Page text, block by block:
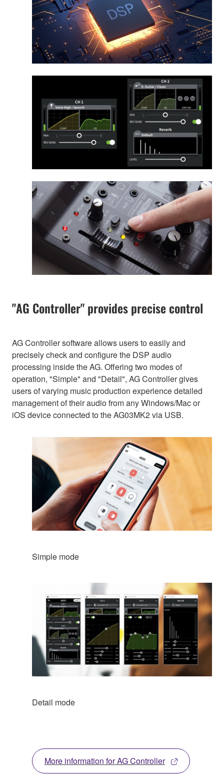
"AG Controller" provides precise control
AG Controller software allows users to easily and
precisely check and configure the DSP audio
processing inside the AG. Offering two modes of
operation, "Simple" and "Detail", AG Controller gives
users of varying music production experience detailed
management of their audio from any Windows/Mac or
iOS device connected to the AG03MK2 via USB.
Simple mode
Detail mode
More information for AG Controller